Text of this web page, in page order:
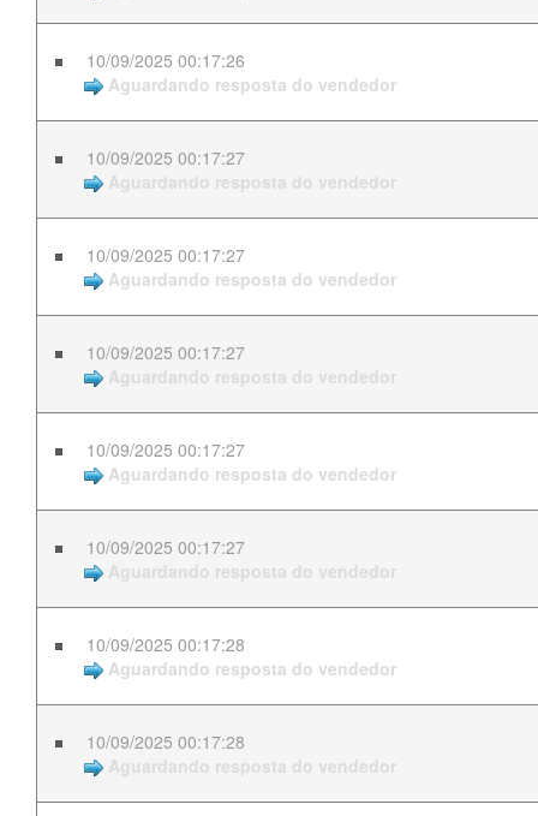
10/09/2025 00:17:26
Aguardando resposta do vendedor
10/09/2025 00:17:27
Aguardando resposta do vendedor
10/09/2025 00:17:27
Aguardando resposta do vendedor
10/09/2025 00:17:27
Aguardando resposta do vendedor
10/09/2025 00:17:27
Aguardando resposta do vendedor
10/09/2025 00:17:27
Aguardando resposta do vendedor
10/09/2025 00:17:28
Aguardando resposta do vendedor
10/09/2025 00:17:28
Aguardando resposta do vendedor